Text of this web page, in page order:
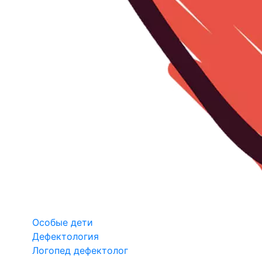
Особые дети
Дефектология
Логопед дефектолог